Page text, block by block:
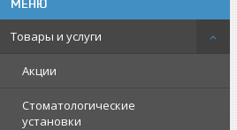
Товары и услуги
Акции
Стоматологические
установки